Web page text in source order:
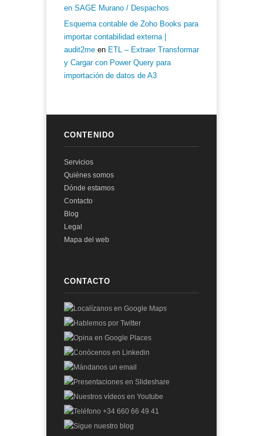
en SAGE Murano / Despachos
Esquema contable de Zoho Books para
importar contabilidad externa |
audit2me en ETL – Extraer Transformar
y Cargar con Power Query para
importación de datos de A3
CONTENIDO
Servicios
Quiénes somos
Dónde estamos
Contacto
Blog
Legal
Mapa del web
CONTACTO